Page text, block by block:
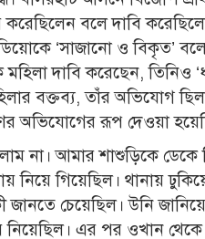
করেছিলেন বলে দাবি
‘সাজানো ও বিকৃত’
দাবি করেছেন, তিনিও
বক্তব্য, তাঁর অভিযোগ ছিল,
অভিযোগের রূপ দেওয়া
না। আমার শাশুড়িকে ডেকে
নিয়ে গিয়েছিল। থানায়
চেয়েছিল। উনি
এর পর ওখান